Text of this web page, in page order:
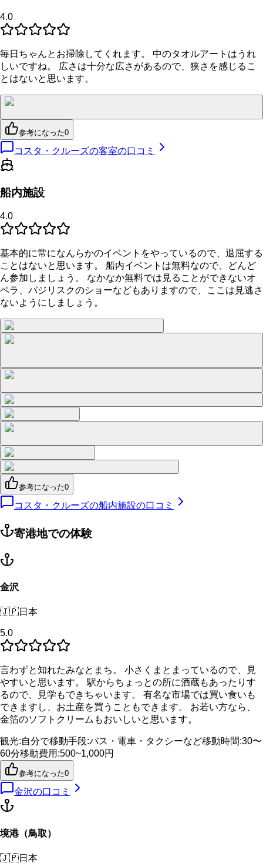
4.0
毎日ちゃんとお掃除してくれます。 中のタオルアートはうれ
しいですね。 広さは十分な広さがあるので、狭さを感じるこ
とはないと思います。
参考になった0
コスタ・クルーズの客室の口コミ
船内施設
4.0
基本的に常になんらかのイベントをやっているので、退屈する
ことはないと思います。 船内イベントは無料なので、どんど
ん参加しましょう。 なかなか無料では見ることができないオ
ペラ、バジリスクのショーなどもありますので、ここは見逃さ
ないようにしましょう。
参考になった0
コスタ・クルーズの船内施設の口コミ
寄港地での体験
金沢
🇯🇵日本
5.0
言わずと知れたみなとまち。 小さくまとまっているので、見
やすいと思います。 駅からちょっとの所に酒蔵もあったりす
るので、見学もできちゃいます。 有名な市場では買い食いも
できますし、お土産を買うこともできます。 お若い方なら、
金箔のソフトクリームもおいしいと思います。
観光:自分で移動手段:バス・電車・タクシーなど移動時間:30〜
60分移動費用 :500~1,000円
参考になった0
金沢の口コミ
境港（鳥取）
🇯🇵日本